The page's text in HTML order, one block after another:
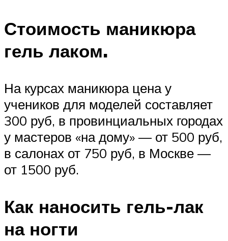
Стоимость маникюра
гель лаком.
На курсах маникюра цена у
учеников для моделей составляет
300 руб, в провинциальных городах
у мастеров «на дому» — от 500 руб,
в салонах от 750 руб, в Москве —
от 1500 руб.
Как наносить гель-лак
на ногти